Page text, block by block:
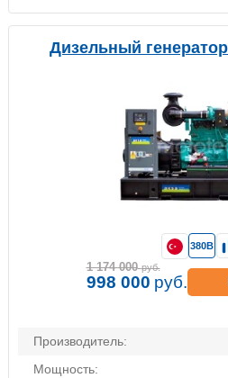
Дизельный
Производитель:
Мощность:
380В
1 174 000 руб.
998 000 руб.